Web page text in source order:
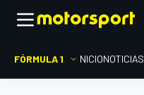
FÓRMULA 1 INICIONOTICIAS